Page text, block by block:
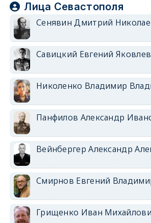
Лица Севастополя
Сенявин Дмитрий
Савицкий Евгений
Николенко Владимир
Панфилов Александр
Вейнбергер Александр
Смирнов Евгений
Грищенко Иван